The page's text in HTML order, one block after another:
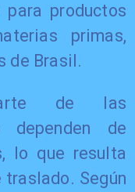
productos
primas,
de Brasil.
de las
dependen de
lo que resulta
Según